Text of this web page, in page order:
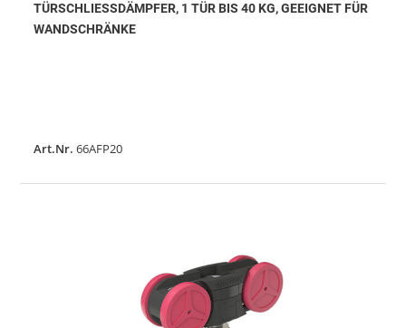
TÜRSCHLIESSDÄMPFER, 1 TÜR BIS 40 KG, GEEIGNET FÜR W
ANDSCHRÄNKE
Art.Nr. 66AFP20